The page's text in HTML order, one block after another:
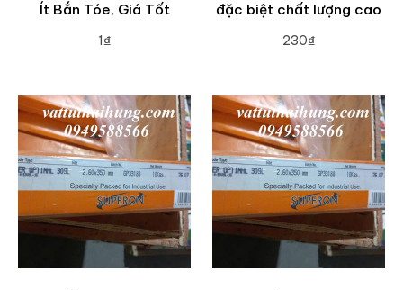
Ít Bắn Tóe, Giá Tốt
1₫
đặc biệt chất lượng cao
230₫